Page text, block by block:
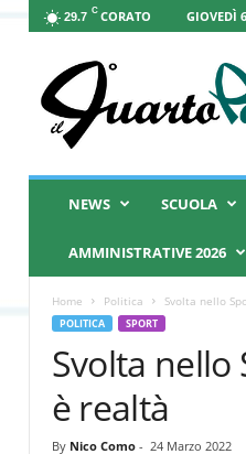
29.7 C CORATO GIOVEDÌ
Q
NEWS SCUOLA
AMMINISTRATIVE 2026
Home Politica Svolta nello
POLITICA SPORT
Svolta
è realtà
By Nico Como- 24 Marzo 2022